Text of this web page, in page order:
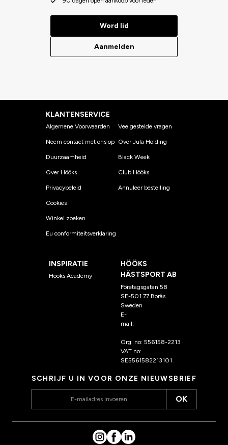
Word lid
Aanmelden
KLANTENSERVICE
Algemene Voorwaarden
Neem contact met ons op
Duurzaamheid
Over Hööks
Privacybeleid
Cookies
Winkel zoeken
Eu conformiteitsverklaring
Veelgestelde vragen
Over Jula Holding
Black Week
Club Hööks
Annuleer bestelling
INSPIRATIE
Hööks Academy
HÖÖKS
HÄSTSPORT AB
Företagsgatan 58
SE-501 77 Borås
Sweden
E-
mail:
Org. no: 556158-2213
VAT no:
SE5561582213101
SCHRIJF U IN VOOR ONZE NIEUWSBRIEF
OK